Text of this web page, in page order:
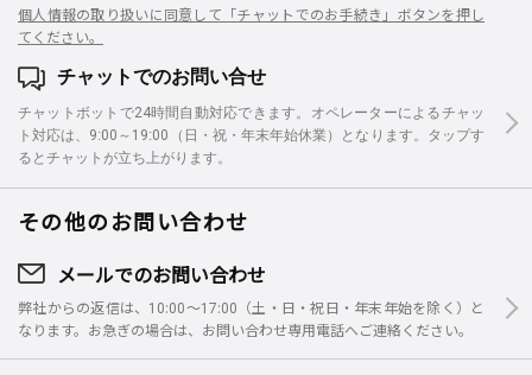
個人情報の取り扱いに同意して「チャットでのお手続き」ボタンを押し
てください。
チャットでのお問い合せ
チャットボットで24時間自動対応できます。オペレーターによるチャッ
ト対応は、9:00～19:00（日・祝・年末年始休業）となります。タップす
るとチャットが立ち上がります。
その他のお問い合わせ
メールでのお問い合わせ
弊社からの返信は、10:00～17:00（土・日・祝日・年末年始を除く）と
なります。お急ぎの場合は、お問い合わせ専用電話へご連絡ください。